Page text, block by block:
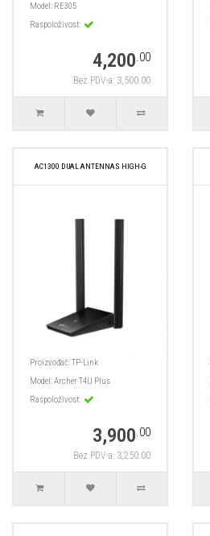
Model: RE305
Raspoloživost:
4,200.00
Bez PDV-a: 3,500.00
AC1300 DUAL ANTENNAS HIGH-G
Proizvođač:TP-Link
Model:Archer T4U Plus
Raspoloživost:
3,900.00
Bez PDV-a: 3,250.00